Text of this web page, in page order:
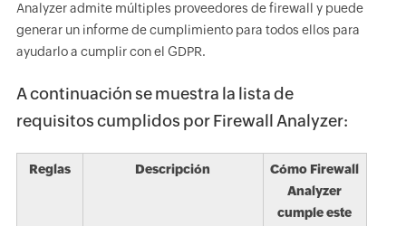
Analyzer admite múltiples proveedores de firewall y puede
generar un informe de cumplimiento para todos ellos para
ayudarlo a cumplir con el GDPR.
A continuación se muestra la lista de
requisitos cumplidos por Firewall Analyzer:
Reglas Descripción
Cómo Firewall
Analyzer
cumple este